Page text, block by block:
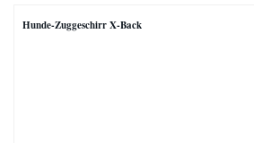
Hunde-Zuggeschirr X-Back